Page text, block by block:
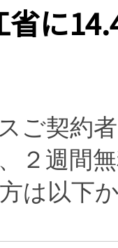
に
ご契約
２週間
は以下